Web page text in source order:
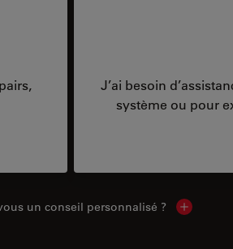
J’ai besoin
système ou pour
un conseil personnalisé ? Show